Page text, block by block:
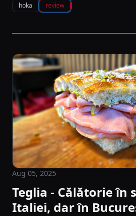
hoka review
Aug 05, 2025
Teglia - Călătorie în
Italiei, dar în